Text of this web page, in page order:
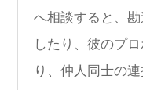
へ相談すると、
したり、彼のプ
り、仲人同士の